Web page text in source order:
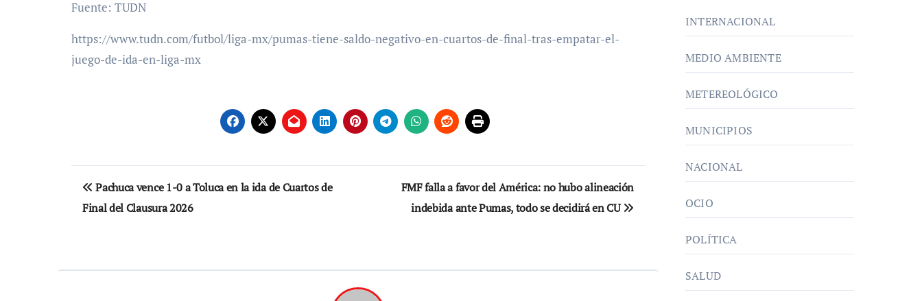
Fuente: TUDN
https://www.tudn.com/futbol/liga-mx/pumas-tiene-saldo-negativo-en-cuartos-de-final-tras-empatar-el-
juego-de-ida-en-liga-mx
Navegación
de
Pachuca vence 1-0 a Toluca en la ida de Cuartos de
Final del Clausura 2026
FMF falla a favor del América: no hubo alineación
indebida ante Pumas, todo se decidirá en CU
INTERNACIONAL
MEDIO AMBIENTE
METEREOLÓGICO
MUNICIPIOS
NACIONAL
OCIO
POLÍTICA
SALUD